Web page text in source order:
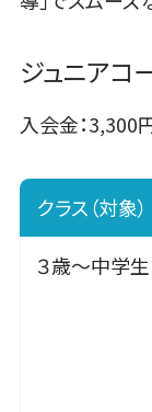
ジュニアコ
入会金：3,300
クラス（対象）
３歳～中学生